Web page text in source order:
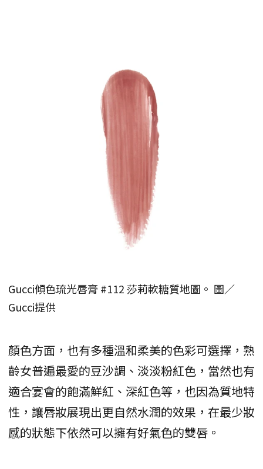
Gucci傾色琉光唇膏 #112 莎莉軟糖質地圖。 圖／
Gucci提供
顏色方面，也有多種溫和柔美的色彩可選擇，熟
齡女普遍最愛的豆沙調、淡淡粉紅色，當然也有
適合宴會的飽滿鮮紅、深紅色等，也因為質地特
性，讓唇妝展現出更自然水潤的效果，在最少妝
感的狀態下依然可以擁有好氣色的雙唇。